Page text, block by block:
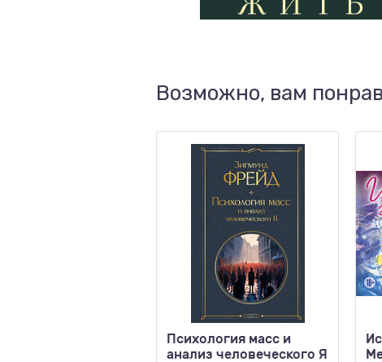
Возможно, вам
Психология масс и
анализ человеческого Я